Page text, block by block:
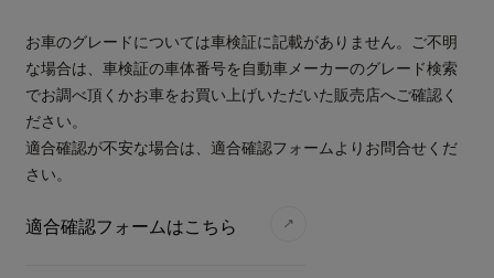
お車のグレードについては車検証に記載がありません。ご不明
な場合は、車検証の車体番号を自動車メーカーのグレード検索
でお調べ頂くかお車をお買い上げいただいた販売店へご確認く
ださい。
適合確認が不安な場合は、適合確認フォームよりお問合せくだ
さい。
適合確認フォームはこちら